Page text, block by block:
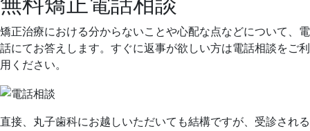
矯正治療における分からないことや心配な点などについて、電
話にてお答えします。すぐに返事が欲しい方は電話相談をご利
用ください。
直接、丸子歯科にお越しいただいても結構ですが、受診される